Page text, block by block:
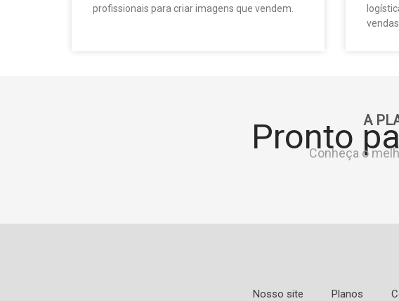
profissionais para criar imagens que vendem.
A
Pronto
Conheça o
Nosso site Planos